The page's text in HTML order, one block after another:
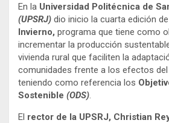
En la Universidad Politécnica de
(UPSRJ) dio inicio la cuarta edición
Invierno, programa que tiene como
incrementar la producción
vivienda rural que faciliten la
comunidades frente a los efectos
teniendo como referencia los
Sostenible (ODS).
El rector de la UPSRJ, Christian